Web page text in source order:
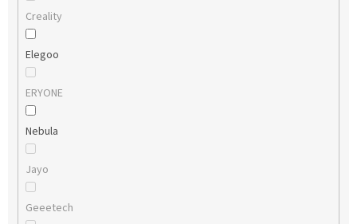
Creality
Elegoo
ERYONE
Nebula
Jayo
Geeetech